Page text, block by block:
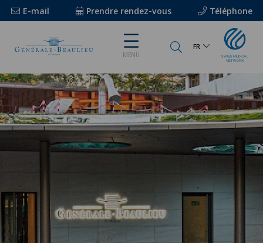
E-mail Prendre rendez-vous Téléphone
MENU
FR